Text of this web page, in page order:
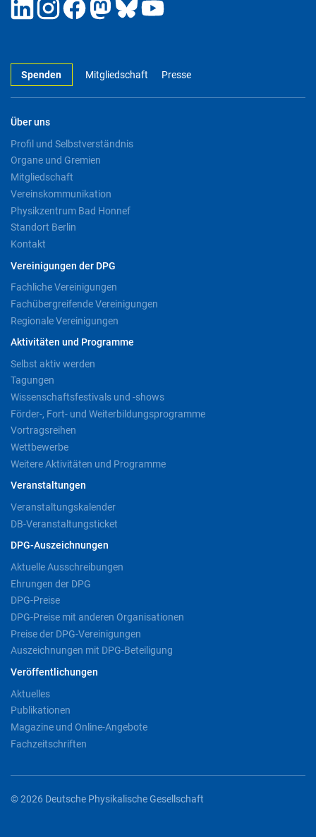
Spenden Mitgliedschaft Presse
Über uns
Profil und Selbstverständnis
Organe und Gremien
Mitgliedschaft
Vereinskommunikation
Physikzentrum Bad Honnef
Standort Berlin
Kontakt
Vereinigungen der DPG
Fachliche Vereinigungen
Fachübergreifende Vereinigungen
Regionale Vereinigungen
Aktivitäten und Programme
Selbst aktiv werden
Tagungen
Wissenschaftsfestivals und -shows
Förder-, Fort- und Weiterbildungsprogramme
Vortragsreihen
Wettbewerbe
Weitere Aktivitäten und Programme
Veranstaltungen
Veranstaltungskalender
DB-Veranstaltungsticket
DPG-Auszeichnungen
Aktuelle Ausschreibungen
Ehrungen der DPG
DPG-Preise
DPG-Preise mit anderen Organisationen
Preise der DPG-Vereinigungen
Auszeichnungen mit DPG-Beteiligung
Veröffentlichungen
Aktuelles
Publikationen
Magazine und Online-Angebote
Fachzeitschriften
© 2026 Deutsche Physikalische Gesellschaft